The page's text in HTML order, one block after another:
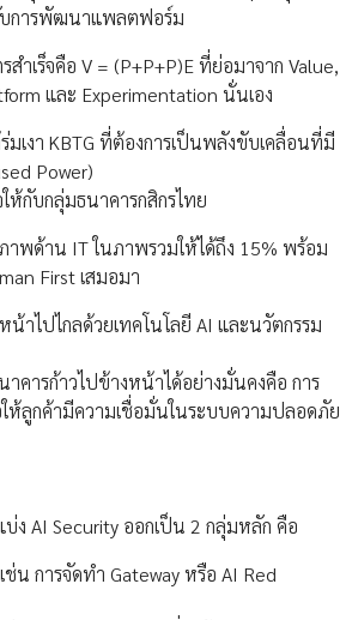
การพัฒนาแพลตฟอร์ม
ำเร็จคือ V = (P+P+P)E ที่ย่อมาจาก Value,
และ Experimentation นั่นเอง
เงา KBTG ที่ต้องการเป็นพลังขับเคลื่อนที่มี
Power)
ห้กับกลุ่มธนาคารกสิกรไทย
าพด้าน IT ในภาพรวมให้ได้ถึง 15% พร้อม
First เสมอมา
น้าไปไกลด้วยเทคโนโลยี AI และนวัตกรรม
คารก้าวไปข้างหน้าได้อย่างมั่นคงคือ การ
ห้ลูกค้ามีความเชื่อมั่นในระบบความปลอดภัย
บ่ง AI Security ออกเป็น 2 กลุ่มหลัก คือ
ช่น การจัดทำ Gateway หรือ AI Red